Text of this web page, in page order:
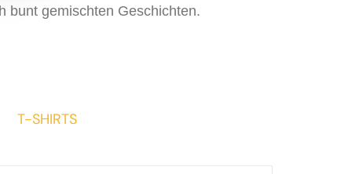
bunt gemischten Geschichten.
T-SHIRTS